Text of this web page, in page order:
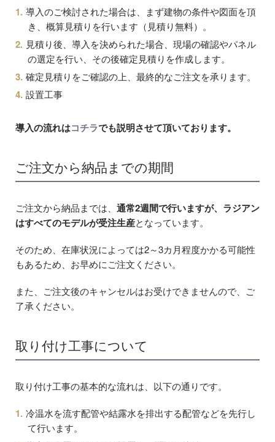
導入のご検討された場合は、まず建物の条件や図面を頂
き、概算見積りを行います（見積り無料）。
見積り後、導入を決められた場合、現場の確認やパネル
の選定を行い、その後確定見積りを作成します。
確定見積りをご確認の上、最終的なご注文を承ります。
設置工事
導入の流れはコチラでも説明させて頂いております。
ご注文から納品までの期間
ご注文から納品までは、 通常2週間で行いますが、ラジアン
はすべてのモデルが受注生産となっています。
そのため、在庫状況によっては2～3カ月程度かかる可能性
もあるため、お早めにご注文ください。
また、ご注文後のキャンセルはお受けできませんので、ご
了承ください。
取り付け工事について
取り付け工事の基本的な流れは、以下の通りです。
冷温水を流す配管や結露水を排出する配管などを先行し
て行います。